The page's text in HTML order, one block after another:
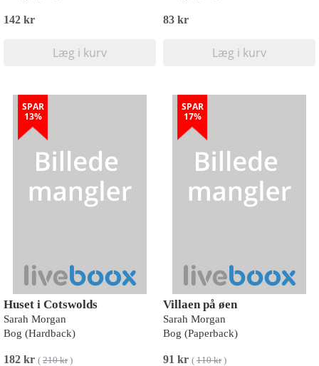
142 kr
Læg i kurv
83 kr
Læg i kurv
SPAR
13%
Huset i Cotswolds
Sarah Morgan
Bog (Hardback)
182 kr ( 210 kr)
SPAR
17%
Villaen på øen
Sarah Morgan
Bog (Paperback)
91 kr ( 110 kr)